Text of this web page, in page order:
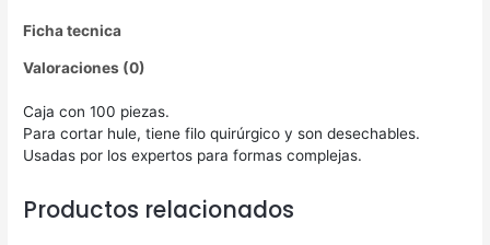
Ficha tecnica
Valoraciones (0)
Caja con 100 piezas.
Para cortar hule, tiene filo quirúrgico y son desechables.
Usadas por los expertos para formas complejas.
Productos relacionados